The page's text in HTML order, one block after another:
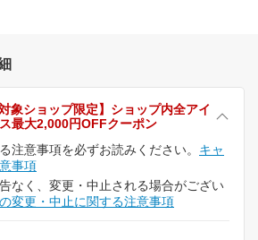
象ショップ限定】ショップ内全アイ
最大2,000円OFFクーポン
注意事項を必ずお読みください。 キャ
事項
なく、変更・中止される場合がござい
変更・中止に関する注意事項